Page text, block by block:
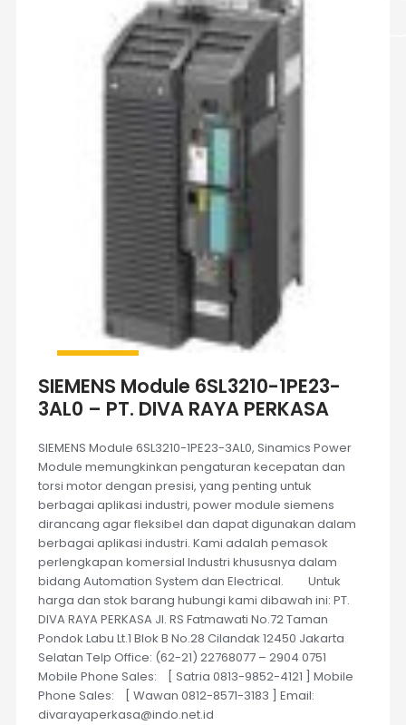
SIEMENS Module 6SL3210-1PE23-
3AL0 – PT. DIVA RAYA PERKASA
SIEMENS Module 6SL3210-1PE23-3AL0, Sinamics Power
Module memungkinkan pengaturan kecepatan dan
torsi motor dengan presisi, yang penting untuk
berbagai aplikasi industri, power module siemens
dirancang agar fleksibel dan dapat digunakan dalam
berbagai aplikasi industri. Kami adalah pemasok
perlengkapan komersial Industri khususnya dalam
bidang Automation System dan Electrical. Untuk
harga dan stok barang hubungi kami dibawah ini: PT.
DIVA RAYA PERKASA Jl. RS Fatmawati No.72 Taman
Pondok Labu Lt.1 Blok B No.28 Cilandak 12450 Jakarta
Selatan Telp Office: (62-21) 22768077 – 2904 0751
Mobile Phone Sales: [ Satria 0813-9852-4121 ] Mobile
Phone Sales: [ Wawan 0812-8571-3183 ] Email:
divarayaperkasa@indo.net.id